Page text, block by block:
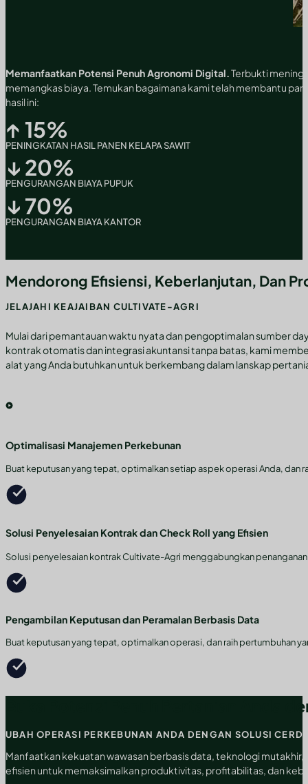
Memanfaatkan Potensi Penuh Agronomi Digital. Terbukti
memangkas biaya. Temukan bagaimana kami telah membantu
hasil ini:
↑ 15%
PENINGKATAN HASIL PANEN KELAPA SAWIT
↓ 20%
PENGURANGAN BIAYA PUPUK
↓ 70%
PENGURANGAN BIAYA KANTOR
Mendorong Efisiensi, Keberlanjutan, Dan
JELAJAHI KEAJAIBAN CULTIVATE-AGRI
Mulai dari pemantauan waktu nyata dan pengoptimalan sumber
kontrak otomatis dan integrasi akuntansi tanpa batas, kami
alat yang Anda butuhkan untuk berkembang dalam lanskap
Optimalisasi Manajemen Perkebunan
Buat keputusan yang tepat, optimalkan setiap aspek operasi Anda,
Solusi Penyelesaian Kontrak dan Check Roll yang Efisien
Solusi penyelesaian kontrak Cultivate-Agri menggabungkan
Pengambilan Keputusan dan Peramalan Berbasis Data
Buat keputusan yang tepat, optimalkan operasi, dan raih pertumbuhan
Buka Potensi Penuh Pertanian Anda
UBAH OPERASI PERKEBUNAN ANDA DENGAN SOLUSI
Manfaatkan kekuatan wawasan berbasis data, teknologi mutakhir,
efisien untuk memaksimalkan produktivitas, profitabilitas, dan